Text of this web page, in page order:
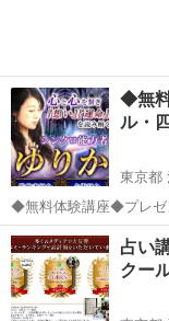
◆無
ル・
東京都
◆無料体験講座◆プレゼ
術・タロット・九星気学・手相
画です。 こちらも良かったらどうぞ⭐️ ◾️無
無料...
東京 豊島区 池
占い